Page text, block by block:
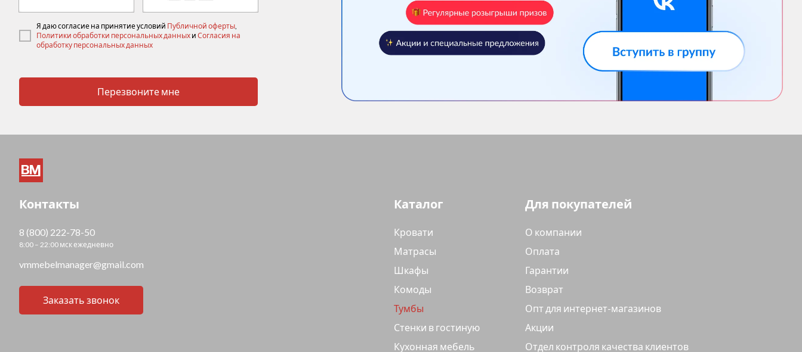
Я даю согласие на принятие условий Публичной оферты,
Политики обработки персональных данных и Согласия на
обработку персональных данных
Перезвоните мне
Контакты
8 (800) 222-78-50
8:00 – 22:00 мск ежедневно
vmmebelmanager@gmail.com
Заказать звонок
Каталог
Кровати
Матрасы
Шкафы
Комоды
Тумбы
Стенки в гостиную
Кухонная мебель
Для покупателей
О компании
Оплата
Гарантии
Возврат
Опт для интернет-магазинов
Акции
Отдел контроля качества клиентов